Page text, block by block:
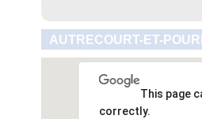
AUTRECOURT-ET-
This page
correctly.